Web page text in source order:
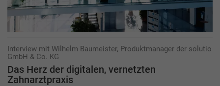
Interview mit Wilhelm Baumeister, Produktmanager der solutio
GmbH & Co. KG
Das Herz der digitalen,­­ ­vernetzten
Zahnarztpraxis